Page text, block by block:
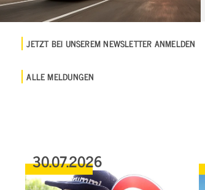
JETZT BEI UNSEREM NEWSLETTER ANMELDEN
ALLE MELDUNGEN
30.07.2026